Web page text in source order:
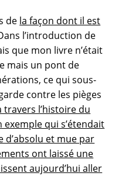
de la façon dont il est
l’introduction de
que mon livre n’était
mais un pont de
ce qui sous-
contre les pièges
travers l’histoire du
qui s’étendait
et mue par
ont laissé une
aujourd’hui aller